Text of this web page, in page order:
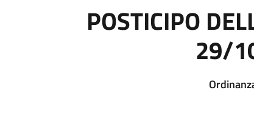
POSTICIPO
29/